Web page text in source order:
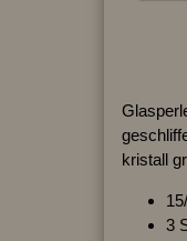
kristall
3